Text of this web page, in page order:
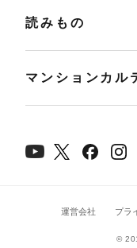
読みもの
マンションカル
©
運営会社 プラ